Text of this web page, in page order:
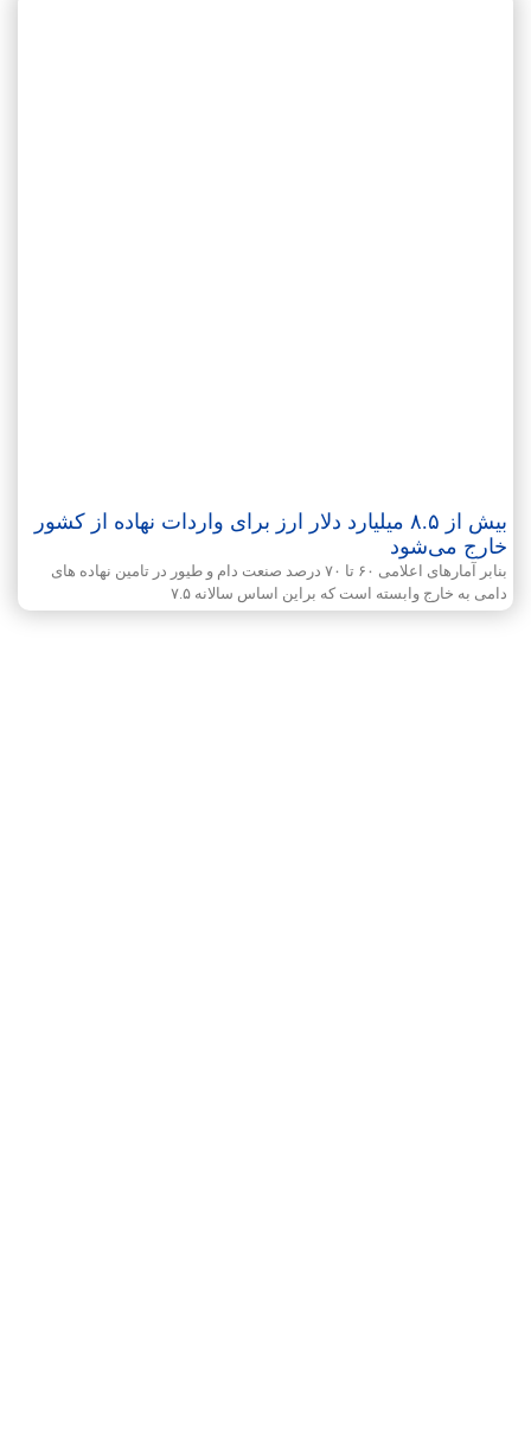
بیش از ۸.۵ میلیارد دلار ارز برای واردات نهاده از کشور
خارج می‌شود
بنابر آمارهای اعلامی ۶۰ تا ۷۰ درصد صنعت دام و طیور در تامین نهاده های
دامی به خارج وابسته است که براین اساس سالانه ۷.۵